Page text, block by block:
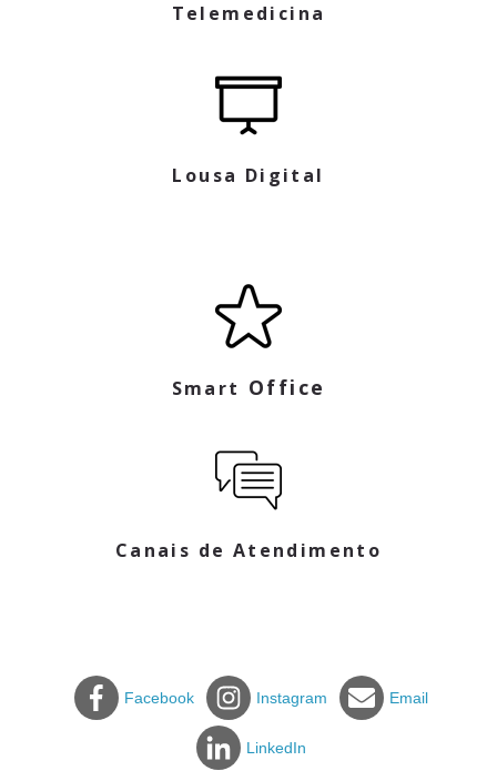
Telemedicina
Lousa Digital
Smart Office
Canais de Atendimento
Facebook Instagram Email
LinkedIn